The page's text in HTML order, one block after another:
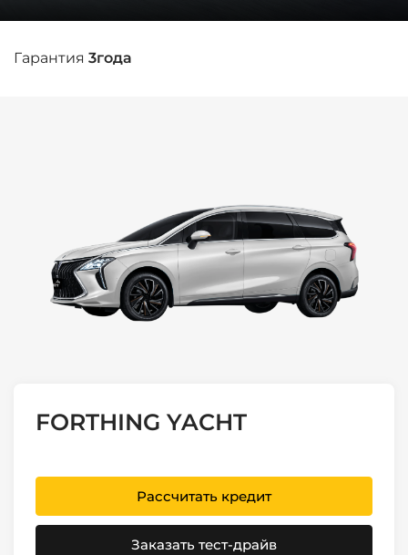
Гарантия 3года
FORTHING YACHT
Рассчитать кредит
Заказать тест-драйв